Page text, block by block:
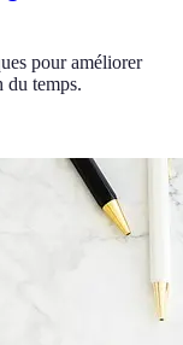
pour améliorer
du temps.